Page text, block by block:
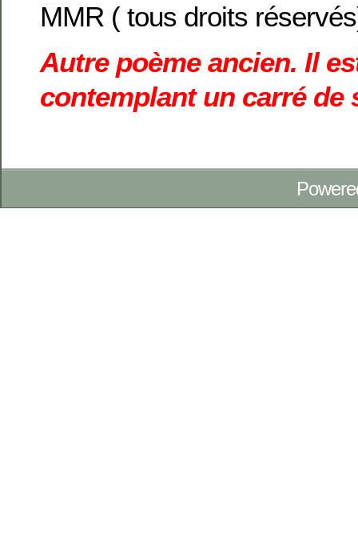
MMR ( tous droits
Autre poème ancien. Il
contemplant un carré de